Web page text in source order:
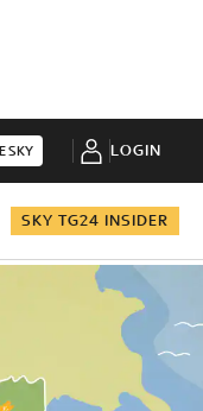
SKY LOGIN
SKY TG24 INSIDER